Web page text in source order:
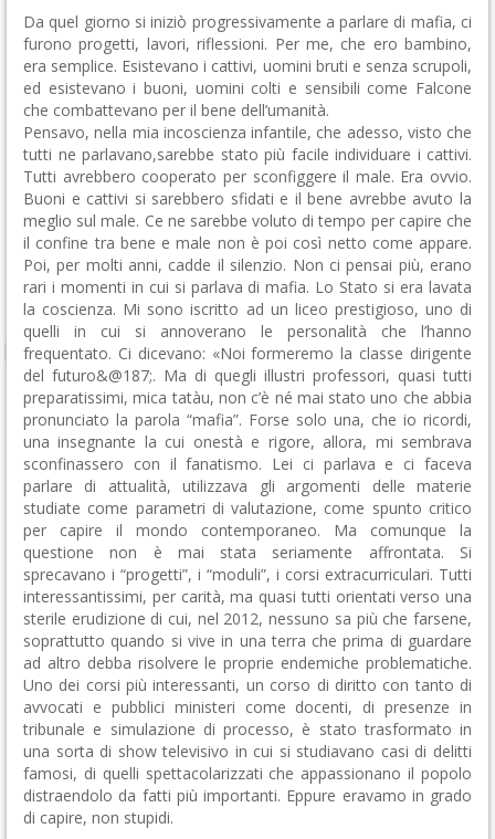
Da quel giorno si iniziò progressivamente a parlare di mafia, ci
furono progetti, lavori, riflessioni. Per me, che ero bambino,
era semplice. Esistevano i cattivi, uomini bruti e senza scrupoli,
ed esistevano i buoni, uomini colti e sensibili come Falcone
che combattevano per il bene dell’umanità.
Pensavo, nella mia incoscienza infantile, che adesso, visto che
tutti ne parlavano,sarebbe stato più facile individuare i cattivi.
Tutti avrebbero cooperato per sconfiggere il male. Era ovvio.
Buoni e cattivi si sarebbero sfidati e il bene avrebbe avuto la
meglio sul male. Ce ne sarebbe voluto di tempo per capire che
il confine tra bene e male non è poi così netto come appare.
Poi, per molti anni, cadde il silenzio. Non ci pensai più, erano
rari i momenti in cui si parlava di mafia. Lo Stato si era lavata
la coscienza. Mi sono iscritto ad un liceo prestigioso, uno di
quelli in cui si annoverano le personalità che l’hanno
frequentato. Ci dicevano: «Noi formeremo la classe dirigente
del futuro&@187;. Ma di quegli illustri professori, quasi tutti
preparatissimi, mica tatàu, non c’è né mai stato uno che abbia
pronunciato la parola “mafia”. Forse solo una, che io ricordi,
una insegnante la cui onestà e rigore, allora, mi sembrava
sconfinassero con il fanatismo. Lei ci parlava e ci faceva
parlare di attualità, utilizzava gli argomenti delle materie
studiate come parametri di valutazione, come spunto critico
per capire il mondo contemporaneo. Ma comunque la
questione non è mai stata seriamente affrontata. Si
sprecavano i “progetti”, i “moduli”, i corsi extracurriculari. Tutti
interessantissimi, per carità, ma quasi tutti orientati verso una
sterile erudizione di cui, nel 2012, nessuno sa più che farsene,
soprattutto quando si vive in una terra che prima di guardare
ad altro debba risolvere le proprie endemiche problematiche.
Uno dei corsi più interessanti, un corso di diritto con tanto di
avvocati e pubblici ministeri come docenti, di presenze in
tribunale e simulazione di processo, è stato trasformato in
una sorta di show televisivo in cui si studiavano casi di delitti
famosi, di quelli spettacolarizzati che appassionano il popolo
distraendolo da fatti più importanti. Eppure eravamo in grado
di capire, non stupidi.